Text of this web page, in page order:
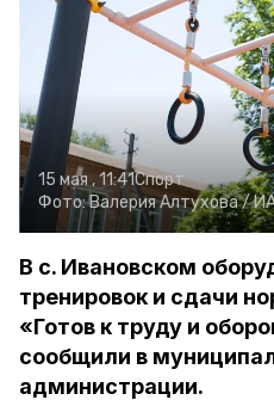
15 мая , 11:41Спорт
Фото:Валерия Алтухова /
В с. Ивановском
тренировок и сдачи
«Готов к труду и
сообщили в
администрации.